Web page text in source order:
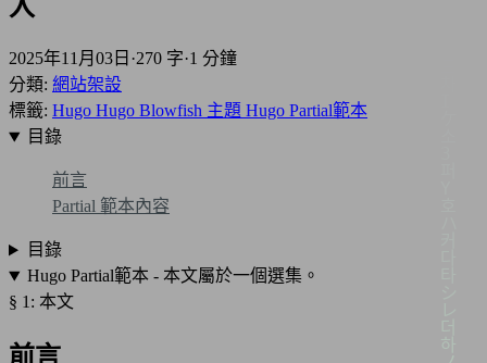
入
2025年11月03日 ·270 字·1 分鐘
分類: 網站架設
標籤: Hugo Hugo Blowfish 主題 Hugo Partial範本
目錄
前言
Partial 範本內容
目錄
Hugo Partial範本 - 本文屬於一個選集。
§ 1: 本文
前言